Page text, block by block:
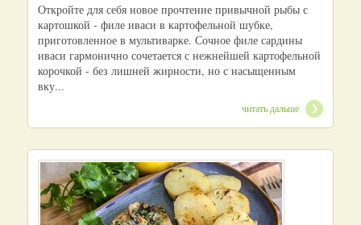
Откройте для себя новое прочтение привычной рыбы с
картошкой - филе иваси в картофельной шубке,
приготовленное в мультиварке. Сочное филе сардины
иваси гармонично сочетается с нежнейшей картофельной
корочкой - без лишней жирности, но с насыщенным
вку...
читать дальше